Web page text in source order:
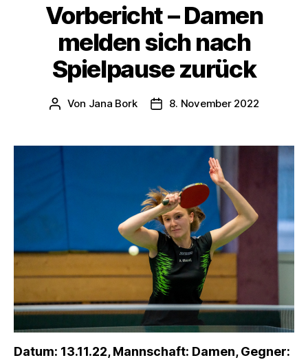
Vorbericht – Damen
melden sich nach
Spielpause zurück
Beitragsautor
Von Jana Bork Veröffentlichungsdatum
8. November 2022
Datum: 13.11.22, Mannschaft: Damen, Gegner: